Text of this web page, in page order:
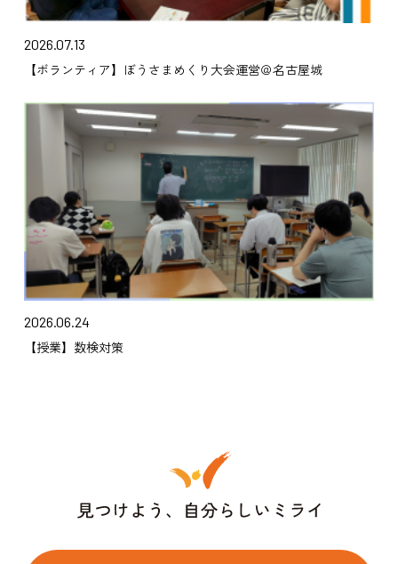
2026.07.13
【ボランティア】ぼうさまめくり大会運営＠名古屋城
2026.06.24
【授業】数検対策